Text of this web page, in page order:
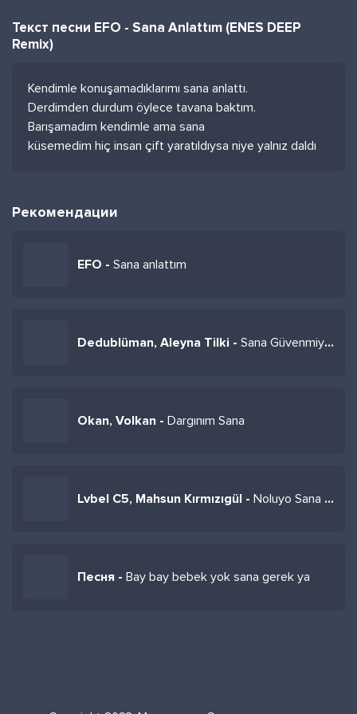
Текст песни EFO - Sana Anlattım (ENES DEEP
Remix)
Kendimle konuşamadıklarımı sana anlattı.
Derdimden durdum öylece tavana baktım.
Barışamadım kendimle ama sana
küsemedim hiç insan çift yaratıldıysa niye yalnız daldı
Рекомендации
EFO - Sana anlattım
Dedublüman, Aleyna Tilki - Sana Güvenmiyorum (Aca Remix)
Okan, Volkan - Dargınım Sana
Lvbel C5, Mahsun Kırmızıgül - Noluyo Sana Kızım Öl Demeler (Enes Çanta, Cevdet Yılmaz Remix)
Песня - Bay bay bebek yok sana gerek ya